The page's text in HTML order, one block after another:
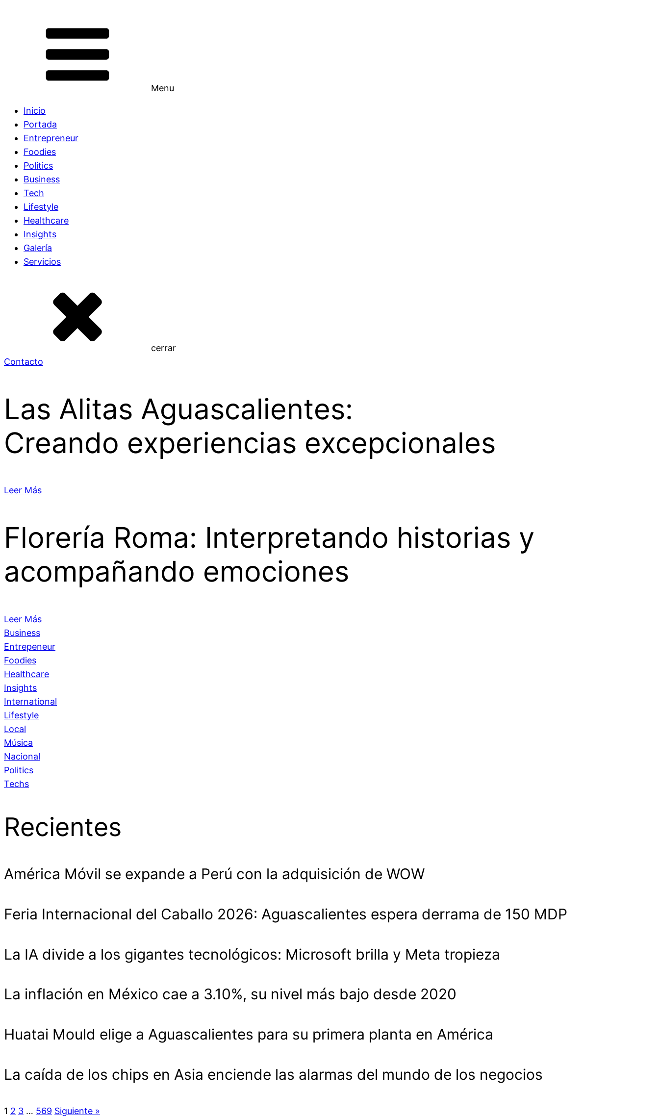
Menu
Inicio
Portada
Entrepreneur
Foodies
Politics
Business
Tech
Lifestyle
Healthcare
Insights
Galería
Servicios
cerrar
Contacto
Las Alitas Aguascalientes:
Creando experiencias excepcionales
Leer Más
Florería Roma: Interpretando historias y
acompañando emociones
Leer Más
Business
Entrepeneur
Foodies
Healthcare
Insights
International
Lifestyle
Local
Música
Nacional
Politics
Techs
Recientes
América Móvil se expande a Perú con la adquisición de WOW
Feria Internacional del Caballo 2026: Aguascalientes espera derrama de 150 MDP
La IA divide a los gigantes tecnológicos: Microsoft brilla y Meta tropieza
La inflación en México cae a 3.10%, su nivel más bajo desde 2020
Huatai Mould elige a Aguascalientes para su primera planta en América
La caída de los chips en Asia enciende las alarmas del mundo de los negocios
1 2 3 … 569 Siguiente »